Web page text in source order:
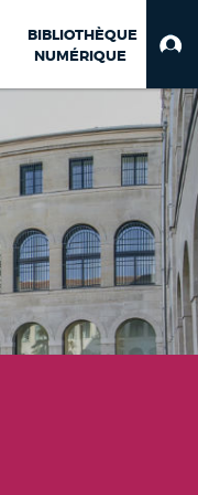
BIBLIOTHÈQUE
NUMÉRIQUE